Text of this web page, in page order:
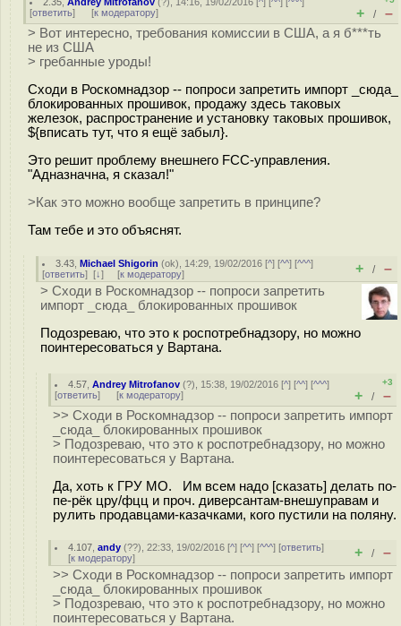
[ответить] [к модератору] + / –
> Вот интересно, требования комиссии в США, а я б***ть
не из США
> гребанные уроды!
Сходи в Роскомнадзор -- попроси запретить импорт _сюда_
блокированных прошивок, продажу здесь таковых
железок, распространение и установку таковых прошивок,
${вписать тут, что я ещё забыл}.
Это решит проблему внешнего FCC-управления.
"Адназначна, я сказал!"
>Как это можно вообще запретить в принципе?
Там тебе и это объяснят.
3.43 ,Michael Shigorin (ok), 14:29, 19/02/2016 [^] [^^] [^^^]
[ответить] [↓] [к модератору] + / –
> Сходи в Роскомнадзор -- попроси запретить
импорт _сюда_ блокированных прошивок
Подозреваю, что это к роспотребнадзору, но можно
поинтересоваться у Вартана.
4.57 ,Andrey Mitrofanov (?), 15:38, 19/02/2016 [^] [^^] [^^^]
[ответить] [к модератору]
+3
+ / –
>> Сходи в Роскомнадзор -- попроси запретить импорт
_сюда_ блокированных прошивок
> Подозреваю, что это к роспотребнадзору, но можно
поинтересоваться у Вартана.
Да, хоть к ГРУ МО. Им всем надо [сказать] делать по-
пе-рёк цру/фцц и проч. диверсантам-внешуправам и
рулить продавцами-казачками, кого пустили на поляну.
4.107 ,andy (??), 22:33, 19/02/2016 [^] [^^] [^^^] [ответить]
[к модератору] + / –
>> Сходи в Роскомнадзор -- попроси запретить импорт
_сюда_ блокированных прошивок
> Подозреваю, что это к роспотребнадзору, но можно
поинтересоваться у Вартана.